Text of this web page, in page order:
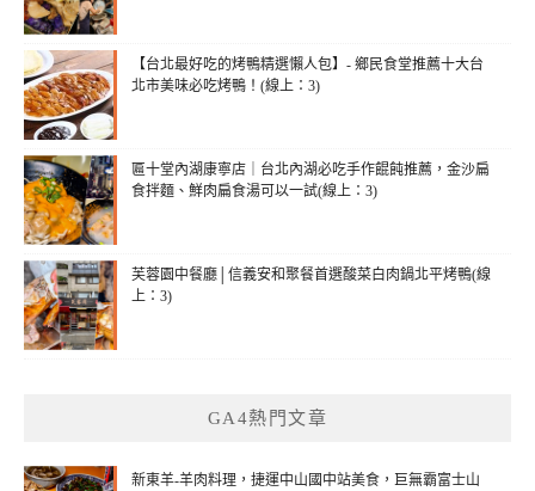
【台北最好吃的烤鴨精選懶人包】- 鄉民食堂推薦十大台
北市美味必吃烤鴨！(線上：3)
匾十堂內湖康寧店｜台北內湖必吃手作餛飩推薦，金沙扁
食拌麵、鮮肉扁食湯可以一試(線上：3)
芙蓉園中餐廳│信義安和聚餐首選酸菜白肉鍋北平烤鴨(線
上：3)
GA4熱門文章
新東羊-羊肉料理，捷運中山國中站美食，巨無霸富士山